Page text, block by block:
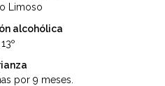
Limoso
alcohólica
13º
por 9 meses.